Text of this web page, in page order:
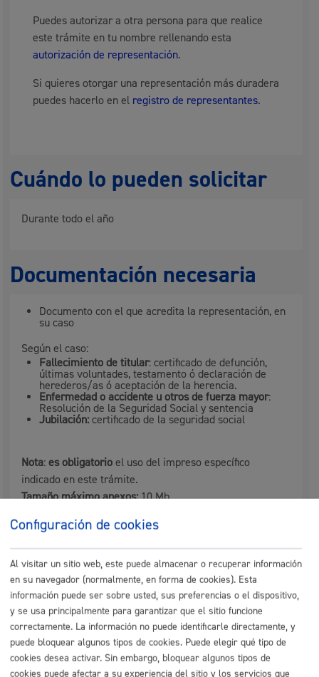
Puedes autorizar a otra persona para que realice
este trámite en tu nombre rellenando esta
autorización de representación.
Si quieres otorgar una representación más duradera
puedes hacerlo en el registro de representantes.
Cuándo lo pueden solicitar
Durante todo el año
Documentación necesaria
Documento con el que acredita la representación, en
su caso
Según el caso:
Fallecimiento de titular: certificado de defunción,
últimas voluntades, testamento ó declaración de
herederos/as ó aceptación de la herencia.
Enfermedad o accidente u otros de fuerza mayor:
Resolución de la Seguridad Social y sentencia
Jubilación: certificado de la seguridad social
Nota:es obligatorioel uso del impreso específico
indicado en este trámite.
Tamaño máximo anexos:10 Mb
Cantidad a abonar
Tasas por la concesión de Licencias, Autorizaciones y
Transmisiones de las licencias de los Auto-Taxis
¨¨Anexo a regir desde el 1 de enero de 2005
HECHO IMPONIBLE €
Configuración de cookies
Al visitar un sitio web, este puede almacenar o recuperar información
en su navegador (normalmente, en forma de cookies). Esta
información puede ser sobre usted, sus preferencias o el dispositivo,
y se usa principalmente para garantizar que el sitio funcione
correctamente. La información no puede identificarle directamente, y
puede bloquear algunos tipos de cookies. Puede elegir qué tipo de
cookies desea activar. Sin embargo, bloquear algunos tipos de
cookies puede afectar a su experiencia del sitio y los servicios que